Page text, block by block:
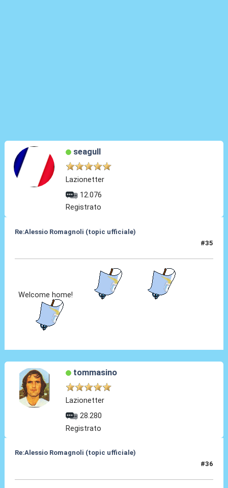
seagull
Lazionetter
12.076
Registrato
Re:Alessio Romagnoli (topic ufficiale)
#35
Welcome home!
tommasino
Lazionetter
28.280
Registrato
Re:Alessio Romagnoli (topic ufficiale)
#36